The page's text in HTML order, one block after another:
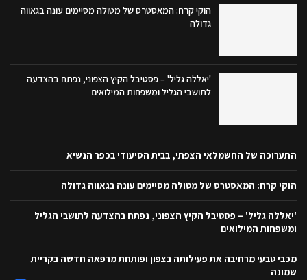
הוקי קרח: המאסטרס של מטולה מסיימים עונה בגאווה
גדולה
'יאללה גליל' – פסטיבל הקיץ הצפוני, נפתח בהצדעה
לתושבי הגליל ומשפחות המילואים
התערוכה של החשמלאי הצפתי, בבית הסיעודי בכפר הנשיא
הוקי קרח: המאסטרס של מטולה מסיימים עונה בגאווה גדולה
'יאללה גליל' – פסטיבל הקיץ הצפוני, נפתח בהצדעה לתושבי הגליל
ומשפחות המילואים
מכבי טבעי מרחיבה את פעילותה בצפון ופותחת מרפאה חדשה בקריית
שמונה